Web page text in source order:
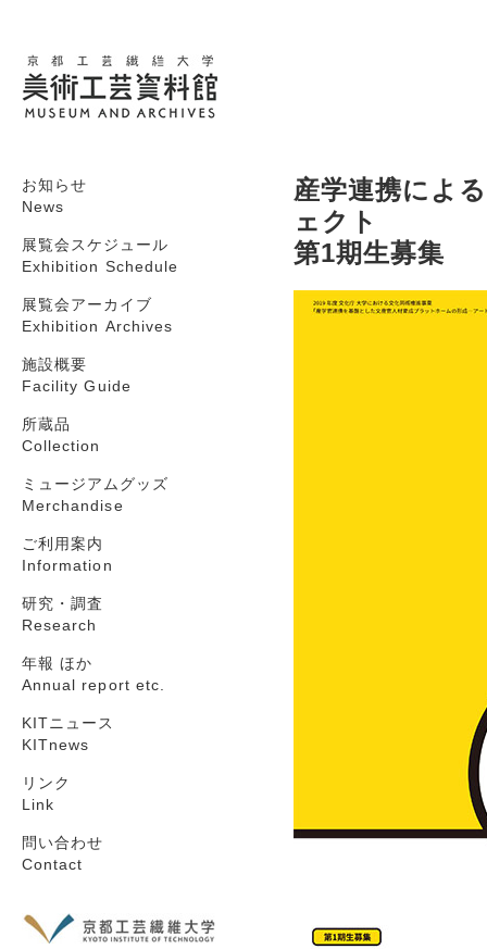
お知らせ
News
展覧会スケジュール
Exhibition Schedule
展覧会アーカイブ
Exhibition Archives
施設概要
Facility Guide
所蔵品
Collection
ミュージアムグッズ
Merchandise
ご利用案内
Information
研究・調査
Research
年報 ほか
Annual report etc.
KITニュース
KITnews
リンク
Link
問い合わせ
Contact
産学連携によ
ェクト
第1期生募集